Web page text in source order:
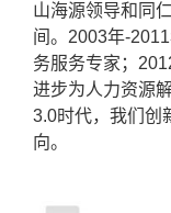
山海源领导和同
间。 2003年-2011
务服务专家；
进步为人力资源
3.0时代，我们 创
向。